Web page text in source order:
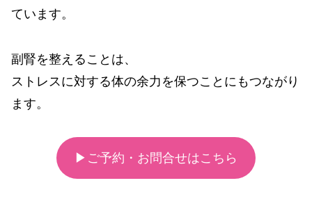
ています。
副腎を整えることは、
ストレスに対する体の余力を保つことにもつながり
ます。
▶ご予約・お問合せはこちら